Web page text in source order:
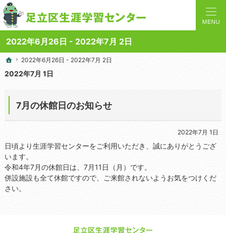
2022年6月26日 - 2022年7月 2日
人と学びを結ぶターミナルステーション。地域の講座や施設をご案内しています。
足立区生涯学習センターの総合案内サイト
ホーム
2022年6月26日 - 2022年7月 2日
2022年7月 1日
7月の休館日のお知らせ
2022年7月 1日
日頃より生涯学習センターをご利用いただき、誠にありがとうござ
います。
令和4年7月の休館日は、7月11日（月）です。
併設施設も全て休館ですので、ご来館されないようお気をつけくだ
さい。
ホーム
2022年6月26日 - 2022年7月 2日